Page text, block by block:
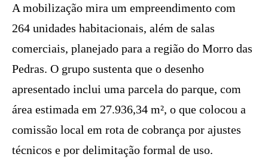
A mobilização mira um empreendimento com
264 unidades habitacionais, além de salas
comerciais, planejado para a região do Morro das
Pedras. O grupo sustenta que o desenho
apresentado inclui uma parcela do parque, com
área estimada em 27.936,34 m², o que colocou a
comissão local em rota de cobrança por ajustes
técnicos e por delimitação formal de uso.